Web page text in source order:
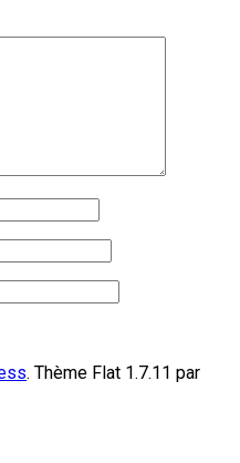
. Thème Flat 1.7.11 par